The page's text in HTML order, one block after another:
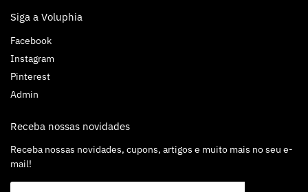
Siga a Voluphia
Facebook
Instagram
Pinterest
Admin
Receba nossas novidades
Receba nossas novidades, cupons, artigos e muito mais no seu e-
mail!